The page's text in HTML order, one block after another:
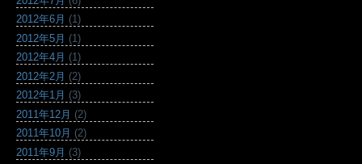
2012年6月 (1)
2012年5月 (1)
2012年4月 (1)
2012年2月 (2)
2012年1月 (3)
2011年12月 (2)
2011年10月 (2)
2011年9月 (3)